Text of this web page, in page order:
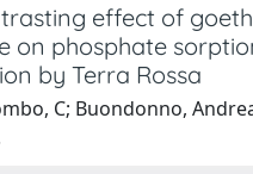
effect of
on phosphate
by Terra Rossa
C; Buondonno,